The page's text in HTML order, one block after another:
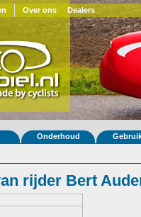
Over ons Dealers
Onderhoud
rijder Bert